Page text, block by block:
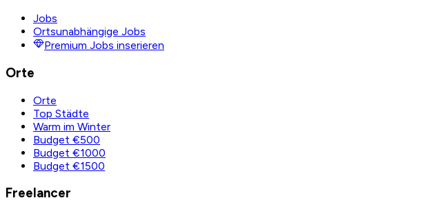
Jobs
Ortsunabhängige Jobs
Premium Jobs inserieren
Orte
Orte
Top Städte
Warm im Winter
Budget €500
Budget €1000
Budget €1500
Freelancer